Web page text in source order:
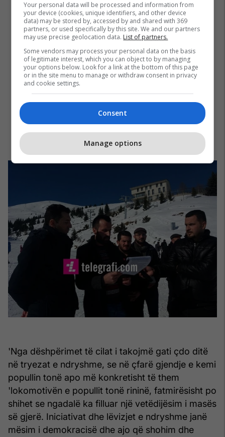
'Nga dëshpërimet të cilat i takojmë gati çdo ditë
në tryezat e ndryshme, se në çfarë gjendje e kemi
popullin tonë apo më konkretisht të them
'lokomotivën e popullit tonë rininë, fatmirësisht po
shihet se ngadalë ka filluar një vetëdijësim i masës
së gjerë. Iniciativat dhe lëvizjet e ndryshme janë
mësim i demokracisë dhe ajo që shohim dhe
Your personal data will be processed and information from
your device (cookies, unique identifiers, and other device
data) may be stored by, accessed by and shared with 369
partners, or used specifically by this site. We and our partners
may use precise geolocation data. List of partners.
Some vendors may process your personal data on the basis
of legitimate interest, which you can object to by managing
your options below. Look for a link at the bottom of this page
or in the site menu to manage or withdraw consent in privacy
and cookie settings.
Consent
Manage options